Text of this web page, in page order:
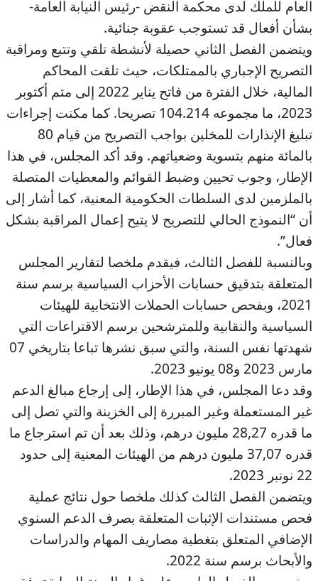
العام للملك لدى محكمة النقض -رئيس النيابة العامة-
بشأن أفعال قد تستوجب عقوبة جنائية.
ويتضمن الفصل الثاني حصيلة لأنشطة تلقي وتتبع ومراقبة
التصريح الإجباري بالممتلكات، حيث تلقت المحاكم
المالية، خلال الفترة من فاتح يناير 2022 إلى متم أكتوبر
2023، ما مجموعه 104.214 تصريحا. كما مكنت إجراءات
تبليغ الإنذارات للمخلين بواجب التصريح من قيام 80
بالمائة منهم بتسوية وضعياتهم. وقد أكد المجلس، في هذا
الإطار، وجوب تحيين وضبط القوائم والمعطيات المتصلة
بالملزمين لدى السلطات الحكومية المعنية، كما أشار إلى
أن “النموذج الحالي للتصريح لا يتيح إعمال المراقبة بشكل
فعال”.
وبالنسبة للفصل الثالث، فيقدم ملخصا لتقارير المجلس
المتعلقة بتدقيق حسابات الأحزاب السياسية برسم سنة
2021، وبفحص حسابات الحملات الانتخابية للهيئات
السياسية والنقابية وللمترشحين برسم الاقتراعات التي
شهدتها نفس السنة، والتي سبق نشرها تباعا بتاريخي 07
مارس 2023 و08 يونيو 2023.
وقد دعا المجلس، في هذا الإطار، إلى إرجاع مبالغ الدعم
غير المستعملة وغير المبررة إلى الخزينة والتي تصل إلى
ما قدره 28,27 مليون درهم، وذلك بعد أن تم استرجاع ما
قدره 37,07 مليون درهم من الهيئات المعنية إلى حدود
22 نونبر 2023.
ويتضمن الفصل الثالث كذلك ملخصا حول نتائج عملية
فحص مستندات الإثبات المتعلقة بصرف الدعم السنوي
الإضافي المتعلق بتغطية مصاريف المهام والدراسات
والأبحاث برسم سنة 2022.